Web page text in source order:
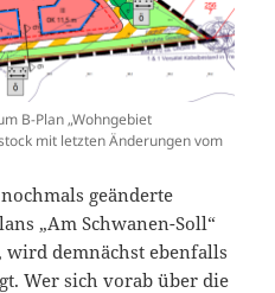
B-Plan „Wohngebiet
mit letzten Änderungen vom
geänderte
„Am Schwanen-Soll“
wird demnächst ebenfalls
Wer sich vorab über die